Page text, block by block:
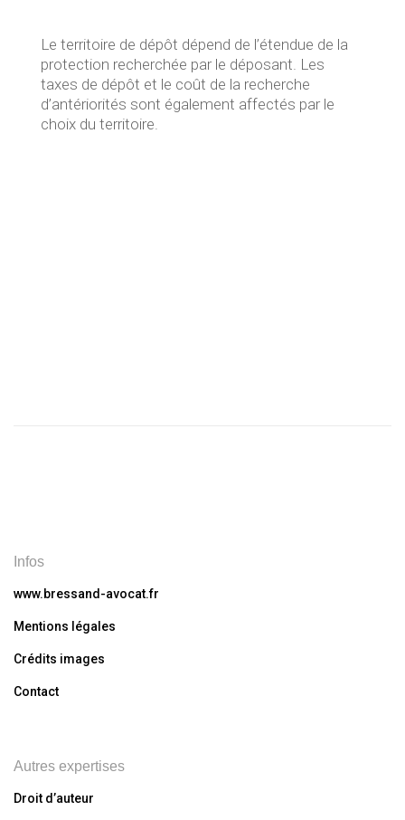
Le territoire de dépôt dépend de l’étendue de la
protection recherchée par le déposant. Les
taxes de dépôt et le coût de la recherche
d’antériorités sont également affectés par le
choix du territoire.
Infos
www.bressand-avocat.fr
Mentions légales
Crédits images
Contact
Autres expertises
Droit d’auteur